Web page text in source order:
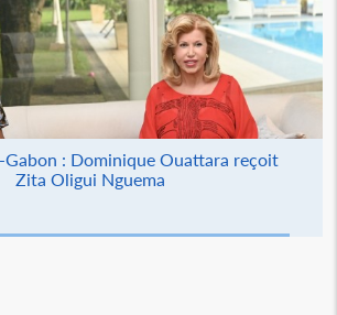
: Dominique Ouattara reçoit
Zita Oligui Nguema